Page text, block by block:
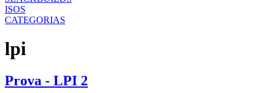
ISOS
CATEGORIAS
lpi
Prova - LPI 2